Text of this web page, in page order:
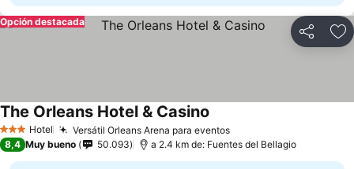
Compartir
Opción destacada
3 Estrellas
Hotel Versátil Orleans Arena para eventos
The Orleans Hotel & Casino
8,4 Muy bueno 50.093 a 2.4 km de: Fuentes del Bellagio